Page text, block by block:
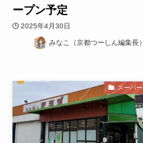
ープン予定
2025年4月30日
みなこ（京都つーしん編集長）
スーパー